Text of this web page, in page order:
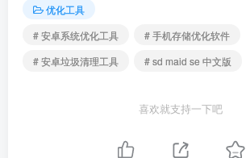
优化工具
# 安卓系统优化工具
# 手机存储优化软件
# 安卓垃圾清理工具
# sd maid se 中文版
喜欢就支持一下吧